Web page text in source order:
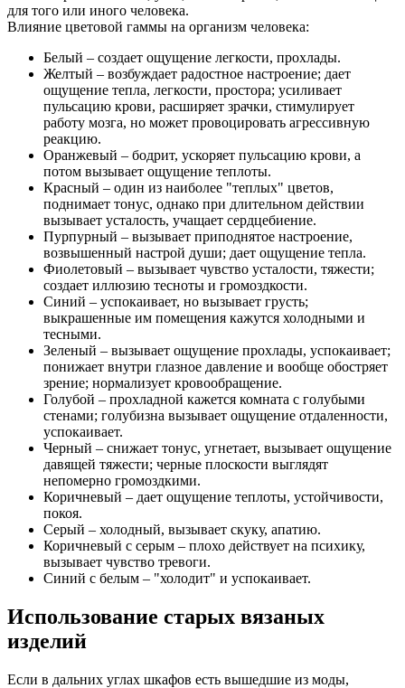
для того или иного человека.
Влияние цветовой гаммы на организм человека:
Белый – создает ощущение легкости, прохлады.
Желтый – возбуждает радостное настроение; дает
ощущение тепла, легкости, простора; усиливает
пульсацию крови, расширяет зрачки, стимулирует
работу мозга, но может провоцировать агрессивную
реакцию.
Оранжевый – бодрит, ускоряет пульсацию крови, а
потом вызывает ощущение теплоты.
Красный – один из наиболее "теплых" цветов,
поднимает тонус, однако при длительном действии
вызывает усталость, учащает сердцебиение.
Пурпурный – вызывает приподнятое настроение,
возвышенный настрой души; дает ощущение тепла.
Фиолетовый – вызывает чувство усталости, тяжести;
создает иллюзию тесноты и громоздкости.
Синий – успокаивает, но вызывает грусть;
выкрашенные им помещения кажутся холодными и
тесными.
Зеленый – вызывает ощущение прохлады, успокаивает;
понижает внутри глазное давление и вообще обостряет
зрение; нормализует кровообращение.
Голубой – прохладной кажется комната с голубыми
стенами; голубизна вызывает ощущение отдаленности,
успокаивает.
Черный – снижает тонус, угнетает, вызывает ощущение
давящей тяжести; черные плоскости выглядят
непомерно громоздкими.
Коричневый – дает ощущение теплоты, устойчивости,
покоя.
Серый – холодный, вызывает скуку, апатию.
Коричневый с серым – плохо действует на психику,
вызывает чувство тревоги.
Синий с белым – "холодит" и успокаивает.
Использование старых вязаных
изделий
Если в дальних углах шкафов есть вышедшие из моды,